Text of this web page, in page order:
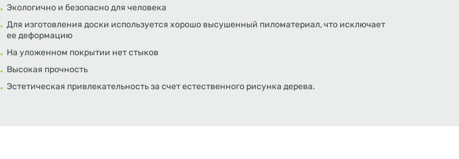
Экологично и безопасно для человека
Для изготовления доски используется хорошо высушенный пиломатериал, что исключает
ее деформацию
На уложенном покрытии нет стыков
Высокая прочность
Эстетическая привлекательность за счет естественного рисунка дерева.